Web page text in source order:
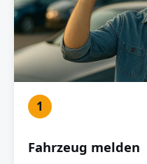
1
Fahrzeug melden